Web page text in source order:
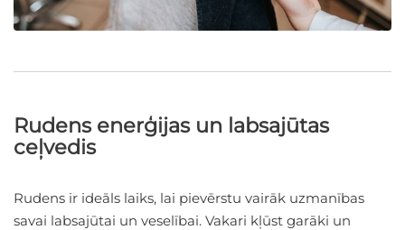
Rudens enerģijas un labsajūtas
ceļvedis
Rudens ir ideāls laiks, lai pievērstu vairāk uzmanības
savai labsajūtai un veselībai. Vakari kļūst garāki un